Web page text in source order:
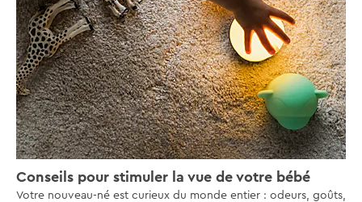
Conseils pour stimuler la vue de votre bébé
Votre nouveau-né est curieux du monde entier : odeurs, goûts,